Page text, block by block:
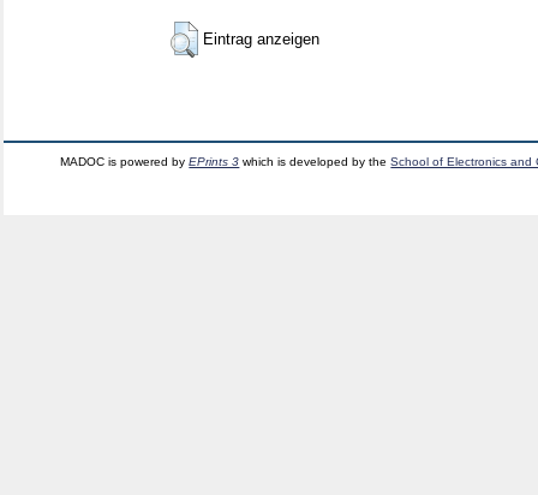
Eintrag anzeigen
MADOC is powered byEPrints 3 which is developed by theSchool of Electronics and